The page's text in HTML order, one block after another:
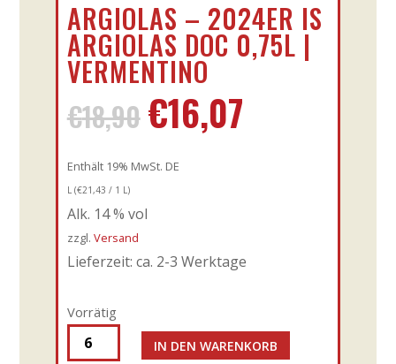
ARGIOLAS – 2024ER IS
ARGIOLAS DOC 0,75L |
VERMENTINO
€18,90 Ursprünglicher
Preis
war:
€18,90
€16,07Aktueller
Enthält 19% MwSt. DE
L (€21,43 / 1 L)
Alk. 14 % vol
zzgl. Versand
Lieferzeit: ca. 2-3 Werktage
Vorrätig
Argiolas
IN DEN WARENKORB